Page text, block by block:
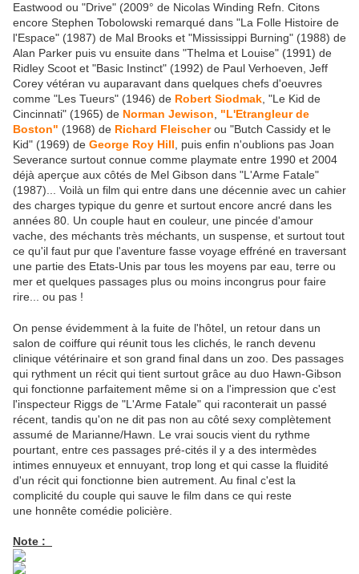
Eastwood ou "Drive" (2009° de Nicolas Winding Refn. Citons
encore Stephen Tobolowski remarqué dans "La Folle Histoire de
l'Espace" (1987) de Mal Brooks et "Mississippi Burning" (1988) de
Alan Parker puis vu ensuite dans "Thelma et Louise" (1991) de
Ridley Scoot et "Basic Instinct" (1992) de Paul Verhoeven, Jeff
Corey vétéran vu auparavant dans quelques chefs d'oeuvres
comme "Les Tueurs" (1946) de Robert Siodmak , "Le Kid de
Cincinnati" (1965) de Norman Jewison
"L'Etrangleur de
Boston" (1968) de Richard Fleischerou "Butch Cassidy et le
Kid" (1969) de George Roy Hill , puis enfin n'oublions pas Joan
Severance surtout connue comme playmate entre 1990 et 2004
déjà aperçue aux côtés de Mel Gibson dans "L'Arme Fatale"
(1987)... Voilà un film qui entre dans une décennie avec un cahier
des charges typique du genre et surtout encore ancré dans les
années 80. Un couple haut en couleur, une pincée d'amour
vache, des méchants très méchants, un suspense, et surtout tout
ce qu'il faut pur que l'aventure fasse voyage effréné en traversant
une partie des Etats-Unis par tous les moyens par eau, terre ou
mer et quelques passages plus ou moins incongrus pour faire
rire... ou pas !
On pense évidemment à la fuite de l'hôtel, un retour dans un
salon de coiffure qui réunit tous les clichés, le ranch devenu
clinique vétérinaire et son grand final dans un zoo. Des passages
qui rythment un récit qui tient surtout grâce au duo Hawn-Gibson
qui fonctionne parfaitement même si on a l'impression que c'est
l'inspecteur Riggs de "L'Arme Fatale" qui raconterait un passé
récent, tandis qu'on ne dit pas non au côté sexy complètement
assumé de Marianne/Hawn. Le vrai soucis vient du rythme
pourtant, entre ces passages pré-cités il y a des intermèdes
intimes ennuyeux et ennuyant, trop long et qui casse la fluidité
d'un récit qui fonctionne bien autrement. Au final c'est la
complicité du couple qui sauve le film dans ce qui reste
une honnête comédie policière.
Note :